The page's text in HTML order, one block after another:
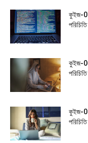
কুইজ-
কুইজ-
কুইজ-